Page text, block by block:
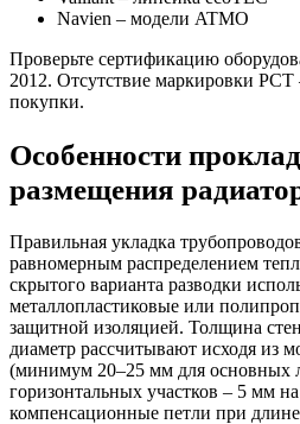
Navien – модели ATMO
Проверьте сертификацию
2012. Отсутствие маркировки РСТ
покупки.
Особенности
размещения
Правильная укладка
равномерным распределением
скрытого варианта разводки
металлопластиковые или
защитной изоляцией. Толщина
диаметр рассчитывают исходя из
(минимум 20–25 мм для основных
горизонтальных участков – 5 мм
компенсационные петли при